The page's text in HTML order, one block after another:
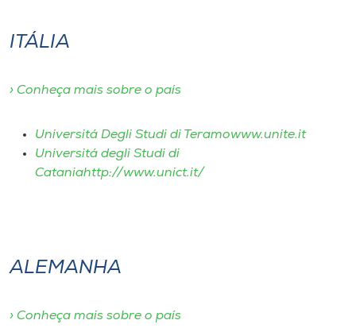
A+
A-
ITÁLIA
› Conheça mais sobre o país
Universitá Degli Studi di Teramowww.unite.it
Universitá degli Studi di
Cataniahttp://www.unict.it/
ALEMANHA
› Conheça mais sobre o país